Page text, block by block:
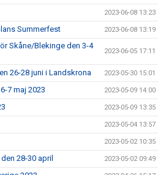
2023-06-08 13:23
Summerfest 2023-06-08 13:19
Skåne/Blekinge den 3-4
2023-06-05 17:11
26-28 juni i Landskrona 2023-05-30 15:01
7 maj 2023 2023-05-09 14:00
2023-05-09 13:35
2023-05-04 13:57
2023-05-02 10:35
28-30 april 2023-05-02 09:49